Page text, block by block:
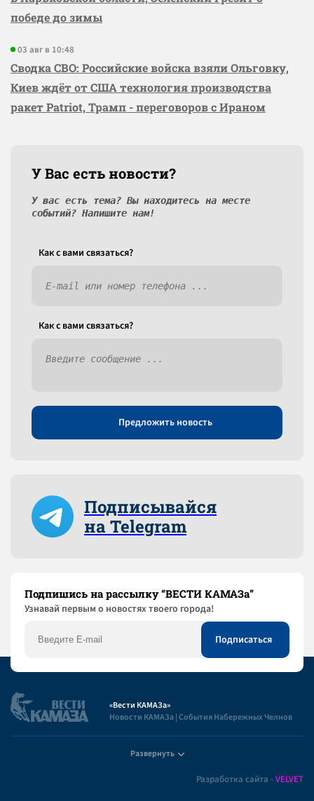
победе до зимы
03 авг в 10:48
Сводка СВО: Российские войска взяли Ольговку,
Киев ждёт от США технология производства
ракет Patriot, Трамп - переговоров с Ираном
У Вас есть новости?
У вас есть тема? Вы находитесь на месте
событий? Напишите нам!
Как c вами связаться?
Как c вами связаться?
Предложить новость
Подписывайся
на Telegram
Подпишись на рассылку “ВЕСТИ КАМАЗа”
Узнaвай первым о новостях твоего города!
«Вести КАМАЗа»
Новости КАМАЗа | События Набережных Челнов
Развернуть
Разработка сайта -VELVET